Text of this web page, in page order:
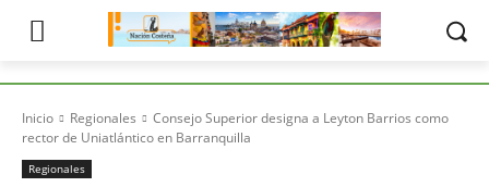
Inicio Regionales
Consejo Superior designa a Leyton Barrios como
rector de Uniatlántico en Barranquilla
Regionales